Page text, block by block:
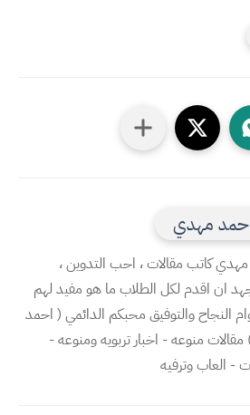
احمد مهدي
مهدي كاتب مقالات ، احب التدوين ،
ان اقدم لكل الطلاب ما هو مفيد لهم
النجاح والتوفيق محبكم الدائمي ( احمد
منوعه - اخبار تربويه ومنوعه -
- العاب وترفيه